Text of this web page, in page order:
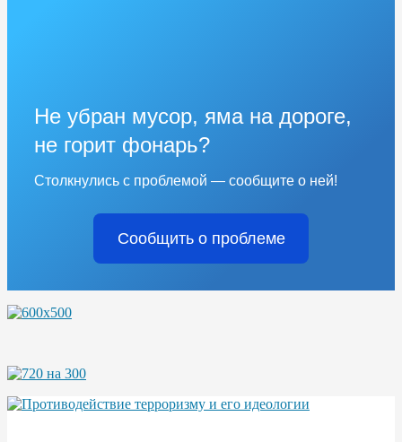
Не убран мусор, яма на дороге,
не горит фонарь?
Столкнулись с проблемой — сообщите о ней!
Сообщить о проблеме